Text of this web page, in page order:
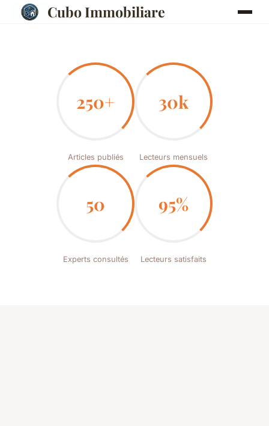
Cubo Immobiliare
250+
Articles publiés
30k
Lecteurs mensuels
50
Experts consultés
95%
Lecteurs satisfaits